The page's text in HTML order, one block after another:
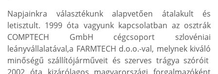
Napjainkra választékunk alapvetően átalakult és
letisztult. 1999 óta vagyunk kapcsolatban az osztrák
COMPTECH GmbH cégcsoport szlovéniai
leányvállalatával,a FARMTECH d.o.o.-val, melynek kiváló
minőségű szállítójárműveit és szerves trágya szóróit